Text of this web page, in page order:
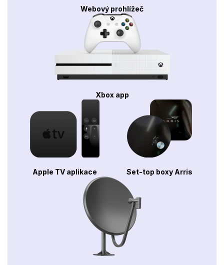
Webový prohlížeč
Xbox app
Apple TV aplikace Set-top boxy Arris